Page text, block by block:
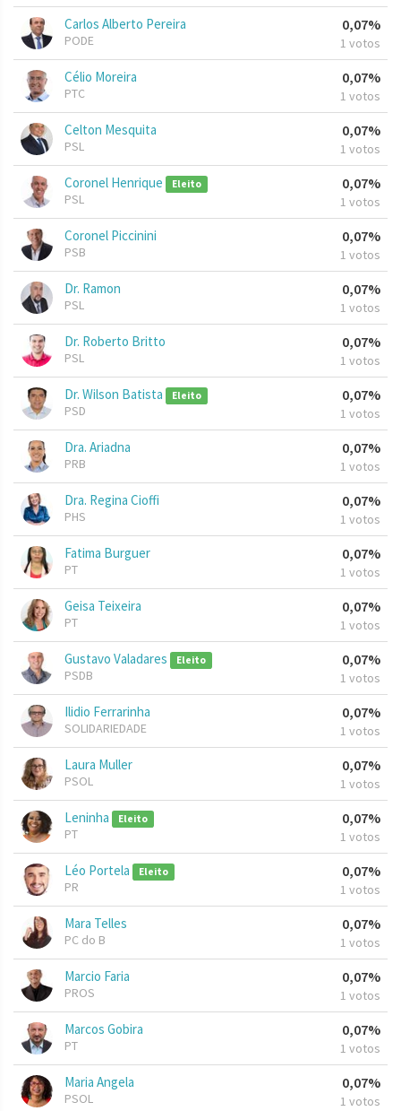
Carlos Alberto Pereira
PODE
0,07%
1 votos
Célio Moreira
PTC
0,07%
1 votos
Celton Mesquita
PSL
0,07%
1 votos
Coronel Henrique Eleito
PSL
0,07%
1 votos
Coronel Piccinini
PSB
0,07%
1 votos
Dr. Ramon
PSL
0,07%
1 votos
Dr. Roberto Britto
PSL
0,07%
1 votos
Dr. Wilson Batista Eleito
PSD
0,07%
1 votos
Dra. Ariadna
PRB
0,07%
1 votos
Dra. Regina Cioffi
PHS
0,07%
1 votos
Fatima Burguer
PT
0,07%
1 votos
Geisa Teixeira
PT
0,07%
1 votos
Gustavo Valadares Eleito
PSDB
0,07%
1 votos
Ilidio Ferrarinha
SOLIDARIEDADE
0,07%
1 votos
Laura Muller
PSOL
0,07%
1 votos
Leninha Eleito
PT
0,07%
1 votos
Léo Portela Eleito
PR
0,07%
1 votos
Mara Telles
PC do B
0,07%
1 votos
Marcio Faria
PROS
0,07%
1 votos
Marcos Gobira
PT
0,07%
1 votos
Maria Angela
PSOL
0,07%
1 votos